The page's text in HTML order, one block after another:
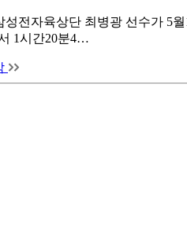
전자육상단 최병광 선수가 5
1시간20분4…